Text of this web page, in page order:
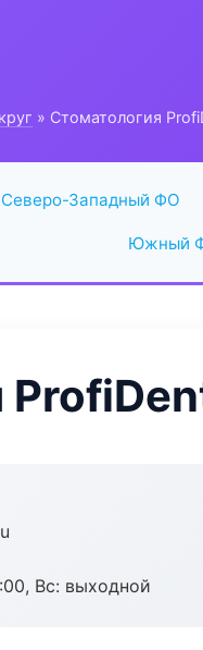
» Стоматология
Северо-Западный ФО
Южный
Вс: выходной